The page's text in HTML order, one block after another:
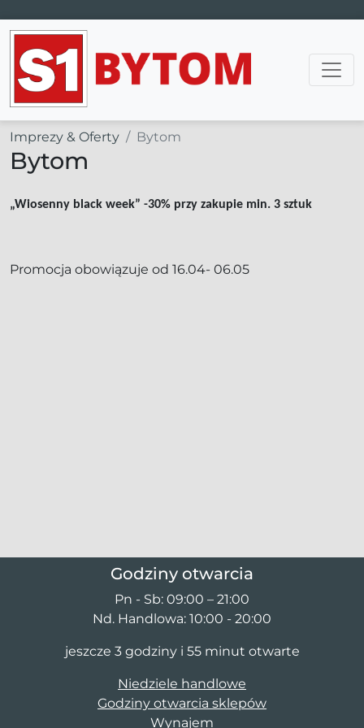
Main Navigation
Imprezy & Oferty Bytom
Bytom
„Wiosenny black week” -30% przy zakupie min. 3 sztuk
Promocja obowiązuje od 16.04- 06.05
Godziny otwarcia
Pn - Sb: 09:00 – 21:00
Nd. Handlowa: 10:00 - 20:00
jeszcze 3 godziny i 55 minut otwarte
Niedziele handlowe
Godziny otwarcia sklepów
Wynajem